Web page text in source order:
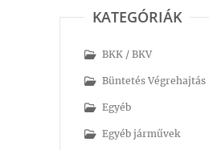
KATEGÓRIÁK
BKK / BKV
Büntetés Végrehajtás
Egyéb
Egyéb járművek